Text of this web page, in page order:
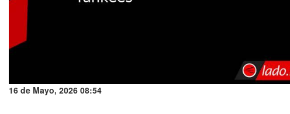
16 de Mayo, 2026 08:54